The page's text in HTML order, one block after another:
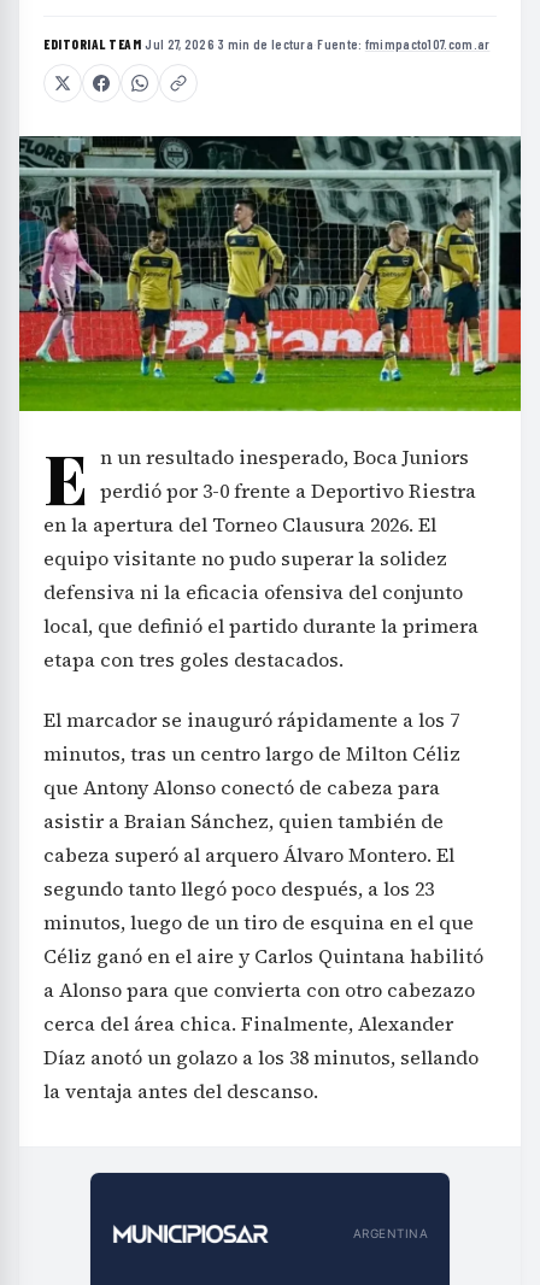
EDITORIAL TEAM·Jul 27, 2026·3 min de lectura·Fuente: fmimpacto107.com.ar
E n un resultado inesperado, Boca Juniors
perdió por 3-0 frente a Deportivo Riestra
en la apertura del Torneo Clausura 2026. El
equipo visitante no pudo superar la solidez
defensiva ni la eficacia ofensiva del conjunto
local, que definió el partido durante la primera
etapa con tres goles destacados.
El marcador se inauguró rápidamente a los 7
minutos, tras un centro largo de Milton Céliz
que Antony Alonso conectó de cabeza para
asistir a Braian Sánchez, quien también de
cabeza superó al arquero Álvaro Montero. El
segundo tanto llegó poco después, a los 23
minutos, luego de un tiro de esquina en el que
Céliz ganó en el aire y Carlos Quintana habilitó
a Alonso para que convierta con otro cabezazo
cerca del área chica. Finalmente, Alexander
Díaz anotó un golazo a los 38 minutos, sellando
la ventaja antes del descanso.
ARGENTINA